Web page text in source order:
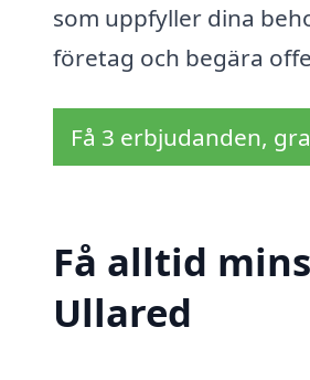
som uppfyller dina
företag och begära
Få 3 erbjudanden,
Få alltid
Ullared